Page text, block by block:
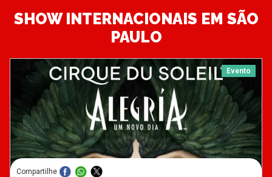
SHOW INTERNACIONAIS EM SÃO
PAULO
Evento
Compartilhe